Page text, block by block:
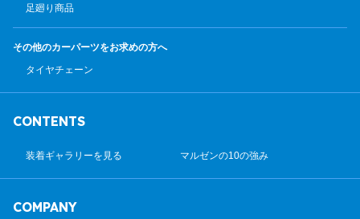
足廻り商品
その他のカーパーツをお求めの方へ
タイヤチェーン
CONTENTS
装着ギャラリーを見る マルゼンの10の強み
COMPANY